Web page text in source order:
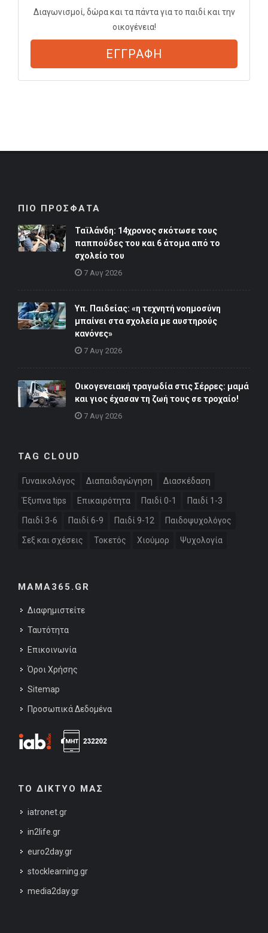
Διαγωνισμοί, δώρα και τα πάντα για το παιδί και την
οικογένεια!
ΕΓΓΡΑΦΗ
ΠΙΟ ΠΡΟΣΦΑΤΑ
Ταϊλάνδη: 14χρονος σκότωσε τους
παππούδες του και 6 άτομα από το
σχολείο του
7 Αυγ 2026
Υπ. Παιδείας: «η τεχνητή νοημοσύνη
μπαίνει στα σχολεία με αυστηρούς
κανόνες»
7 Αυγ 2026
Οικογενειακή τραγωδία στις Σέρρες: μαμά
και γιος έχασαν τη ζωή τους σε τροχαίο!
7 Αυγ 2026
TAG CLOUD
Γυναικολόγος Διαπαιδαγώγηση Διασκέδαση
Έξυπνα tips Επικαιρότητα Παιδί 0-1 Παιδί 1-3
Παιδί 3-6 Παιδί 6-9 Παιδί 9-12 Παιδοψυχολόγος
Σεξ και σχέσεις Τοκετός Χιούμορ Ψυχολογία
MAMA365.GR
Διαφημιστείτε
Ταυτότητα
Επικοινωνία
Όροι Χρήσης
Sitemap
Προσωπικά Δεδομένα
ΤΟ ΔΙΚΤΥΟ ΜΑΣ
iatronet.gr
in2life.gr
euro2day.gr
stocklearning.gr
media2day.gr